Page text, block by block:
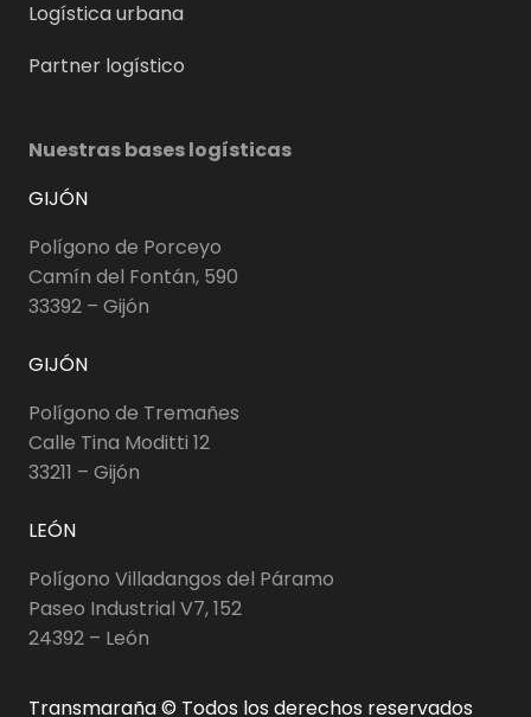
Logística urbana
Partner logístico
Nuestras bases logísticas
GIJÓN
Polígono de Porceyo
Camín del Fontán, 590
33392 – Gijón
GIJÓN
Polígono de Tremañes
Calle Tina Moditti 12
33211 – Gijón
LEÓN
Polígono Villadangos del Páramo
Paseo Industrial V7, 152
24392 – León
Transmaraña © Todos los derechos reservados